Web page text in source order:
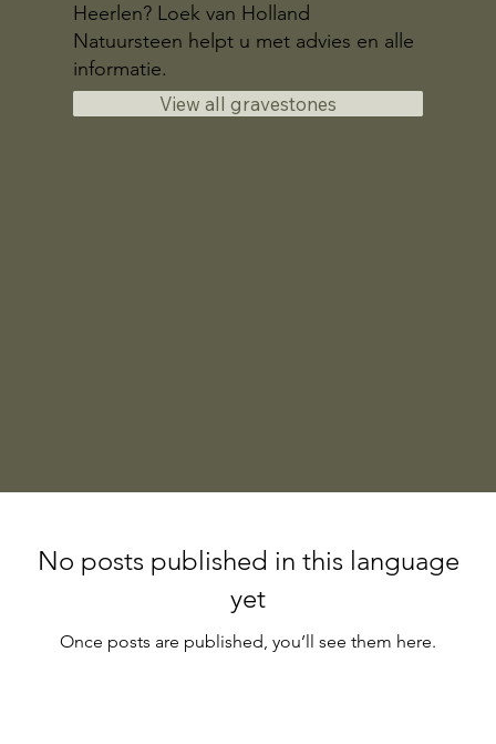
Heerlen? Loek van Holland
Natuursteen helpt u met advies en alle
informatie.
View all gravestones
No posts published in this language
yet
Once posts are published, you’ll see them here.